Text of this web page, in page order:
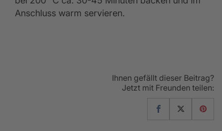
Anschluss warm servieren.
Ihnen gefällt dieser Beitrag?
Jetzt mit Freunden teilen: